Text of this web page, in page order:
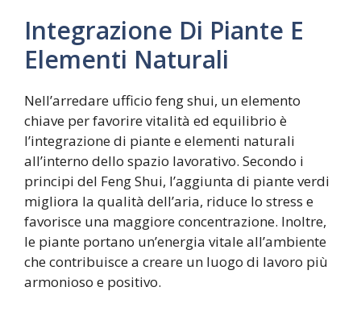
Integrazione Di Piante E
Elementi Naturali
Nell’arredare ufficio feng shui, un elemento
chiave per favorire vitalità ed equilibrio è
l’integrazione di piante e elementi naturali
all’interno dello spazio lavorativo. Secondo i
principi del Feng Shui, l’aggiunta di piante verdi
migliora la qualità dell’aria, riduce lo stress e
favorisce una maggiore concentrazione. Inoltre,
le piante portano un’energia vitale all’ambiente
che contribuisce a creare un luogo di lavoro più
armonioso e positivo.